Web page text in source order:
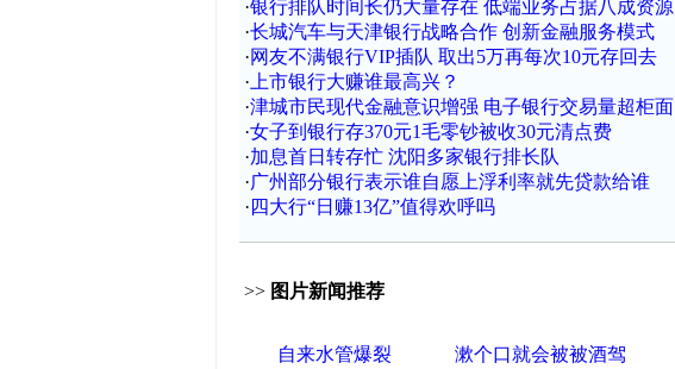
·银行排队时间长仍大量存在 低端业务占据八成资源
·长城汽车与天津银行战略合作 创新金融服务模式
·网友不满银行VIP插队 取出5万再每次10元存回去
· 上市银行大赚谁最高兴？
·津城市民现代金融意识增强 电子银行交易量超柜面
·女子到银行存370元1毛零钞被收30元清点费
·加息首日转存忙 沈阳多家银行排长队
·广州部分银行表示谁自愿上浮利率就先贷款给谁
· 四大行“日赚13亿”值得欢呼吗
>> 图片新闻推荐
自来水管爆裂 漱个口就会被被酒驾